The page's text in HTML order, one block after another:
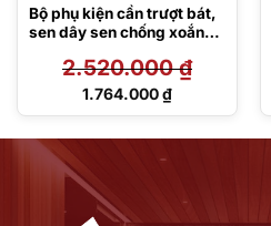
Bộ phụ kiện cần trượt bát,
sen dây sen chống xoắn
39051443
2.520.000₫
Giá
1.764.000₫
Giá